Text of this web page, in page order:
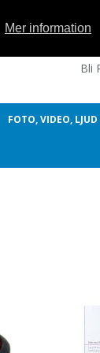
Mer information
Bli
FOTO, VIDEO,